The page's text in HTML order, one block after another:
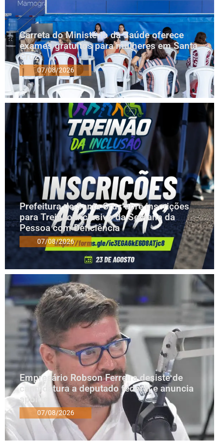
Carreta do Ministério da Saúde oferece
exames gratuitos para mulheres em Santa
Cruz
07/08/2026
Prefeitura de Santa Cruz abre inscrições
para Treinão Inclusivo da Semana da
Pessoa com Deficiência
07/08/2026
Empresário Robson Ferreira desiste de
candidatura a deputado federal e anuncia
apoios
07/08/2026